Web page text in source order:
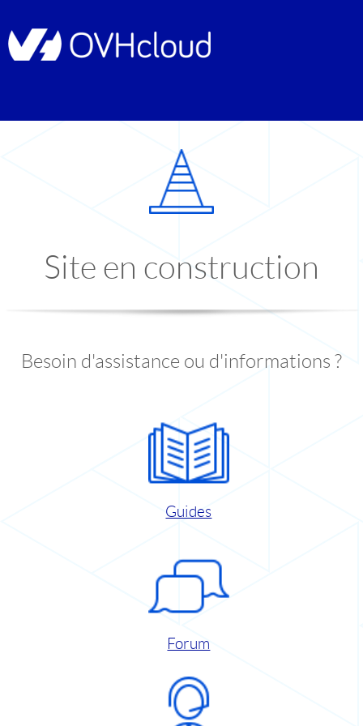
Site en construction
Besoin d'assistance ou d'informations ?
Guides
Forum